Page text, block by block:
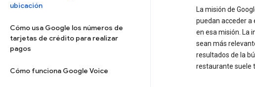
ubicación
Cómo usa Google los números de
tarjetas de crédito para realizar
pagos
Cómo funciona Google Voice
La misión de
puedan acceder a
en esa misión. La
sean más
resultados de la
restaurante suele